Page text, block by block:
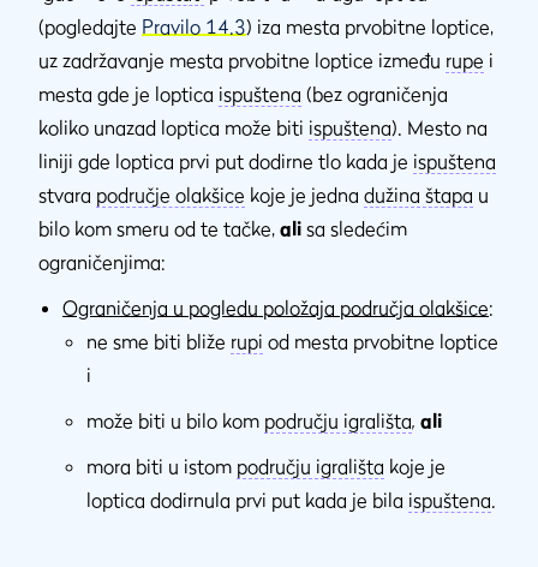
(pogledajte Pravilo 14.3) iza mesta prvobitne loptice,
uz zadržavanje mesta prvobitne loptice između rupe i
mesta gde je loptica ispuštena (bez ograničenja
koliko unazad loptica može biti ispuštena). Mesto na
liniji gde loptica prvi put dodirne tlo kada je ispuštena
stvara područje olakšice koje je jedna dužina štapa u
bilo kom smeru od te tačke, ali sa sledećim
ograničenjima:
Ograničenja u pogledu položaja područja olakšice:
ne sme biti bliže rupi od mesta prvobitne loptice
i
može biti u bilo kom području igrališta, ali
mora biti u istom području igrališta koje je
loptica dodirnula prvi put kada je bila ispuštena.